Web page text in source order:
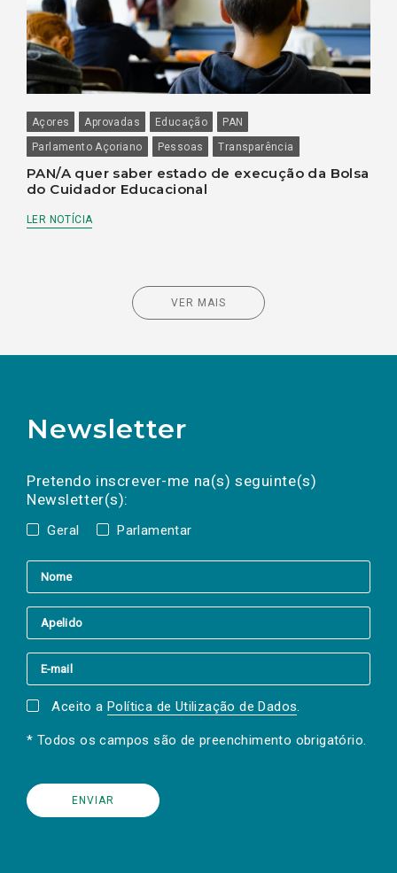
Açores Aprovadas Educação
PAN
Parlamento Açoriano
Pessoas Transparência
PAN/A quer saber estado de execução da Bolsa
do Cuidador Educacional
LER NOTÍCIA
VER MAIS
Newsletter
Pretendo inscrever-me na(s) seguinte(s)
Newsletter(s):
Geral Parlamentar
a(s) newsletter(s).
mail
Aceito a Política de Utilização de Dados.
* Todos os campos são de preenchimento obrigatório.